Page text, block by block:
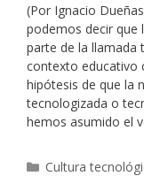
(Por Ignacio
podemos decir que
parte de la llamada
contexto educativo
hipótesis de que la
tecnologizada o
hemos asumido el
Categorías
Cultura